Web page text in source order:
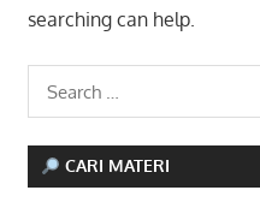
searching can help.
CARI MATERI